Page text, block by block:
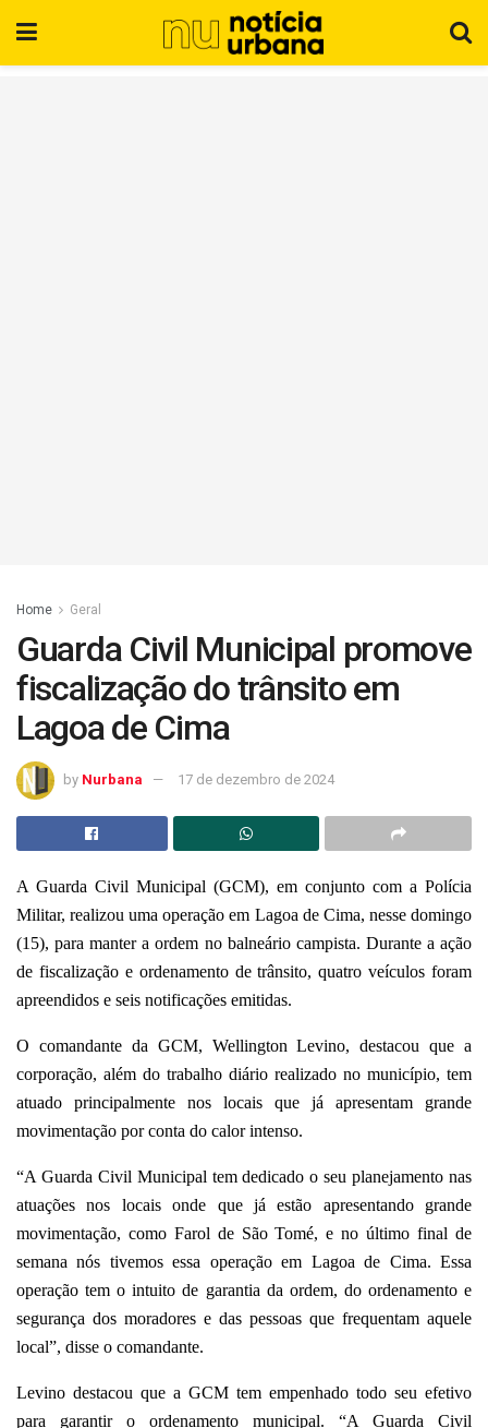
Home Geral
Guarda Civil Municipal promove
fiscalização do trânsito em
Lagoa de Cima
by Nurbana 17 de dezembro de 2024
A Guarda Civil Municipal (GCM), em conjunto com a Polícia
Militar, realizou uma operação em Lagoa de Cima, nesse domingo
(15), para manter a ordem no balneário campista. Durante a ação
de fiscalização e ordenamento de trânsito, quatro veículos foram
apreendidos e seis notificações emitidas.
O comandante da GCM, Wellington Levino, destacou que a
corporação, além do trabalho diário realizado no município, tem
atuado principalmente nos locais que já apresentam grande
movimentação por conta do calor intenso.
“A Guarda Civil Municipal tem dedicado o seu planejamento nas
atuações nos locais onde que já estão apresentando grande
movimentação, como Farol de São Tomé, e no último final de
semana nós tivemos essa operação em Lagoa de Cima. Essa
operação tem o intuito de garantia da ordem, do ordenamento e
segurança dos moradores e das pessoas que frequentam aquele
local”, disse o comandante.
Levino destacou que a GCM tem empenhado todo seu efetivo
para garantir o ordenamento municipal. “A Guarda Civil